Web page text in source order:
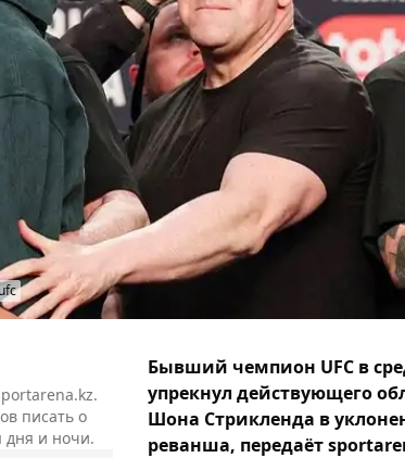
писать о
дня и ночи.
Бывший чемпион UFC в
упрекнул действующего
Шона Стрикленда в
реванша, передаёт